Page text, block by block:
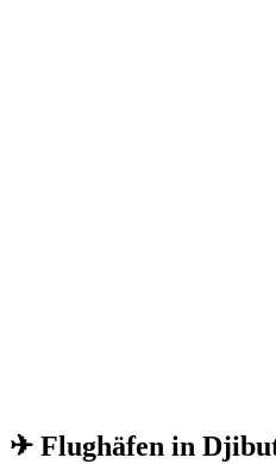
✈ Flughäfen in